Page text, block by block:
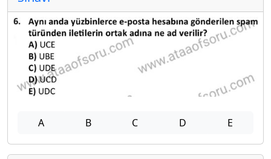
A B C D E